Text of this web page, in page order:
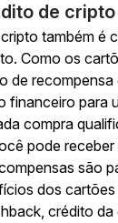
de cripto
também é
Como os
de
financeiro para
compra
pode receber
são
dos
crédito da